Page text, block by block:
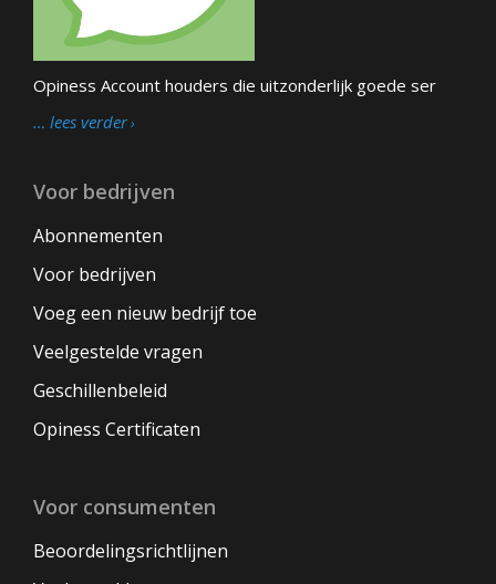
Opiness Account houders die uitzonderlijk goede ser
… lees verder
Voor bedrijven
Abonnementen
Voor bedrijven
Voeg een nieuw bedrijf toe
Veelgestelde vragen
Geschillenbeleid
Opiness Certificaten
Voor consumenten
Beoordelingsrichtlijnen